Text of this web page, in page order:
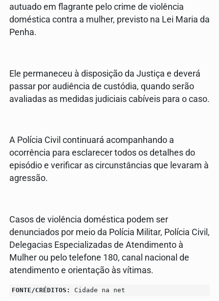
autuado em flagrante pelo crime de violência
doméstica contra a mulher, previsto na Lei Maria da
Penha.
Ele permaneceu à disposição da Justiça e deverá
passar por audiência de custódia, quando serão
avaliadas as medidas judiciais cabíveis para o caso.
A Polícia Civil continuará acompanhando a
ocorrência para esclarecer todos os detalhes do
episódio e verificar as circunstâncias que levaram à
agressão.
Casos de violência doméstica podem ser
denunciados por meio da Polícia Militar, Polícia Civil,
Delegacias Especializadas de Atendimento à
Mulher ou pelo telefone 180, canal nacional de
atendimento e orientação às vítimas.
FONTE/CRÉDITOS: Cidade na net